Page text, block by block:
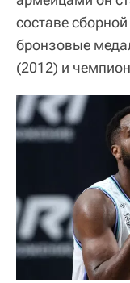
составе
бронзовые
(2012) и